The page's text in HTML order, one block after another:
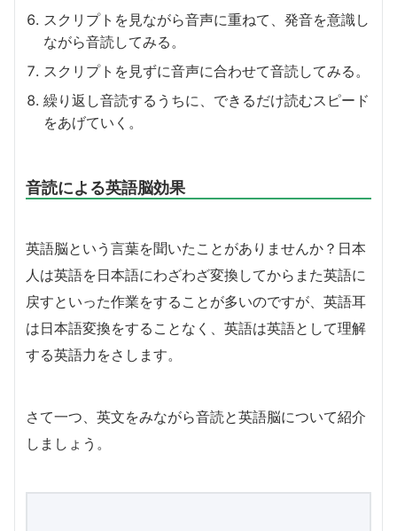
スクリプトを見ながら音声に重ねて、発音を意識し
ながら音読してみる。
スクリプトを見ずに音声に合わせて音読してみる。
繰り返し音読するうちに、できるだけ読むスピード
をあげていく。
音読による英語脳効果
英語脳という言葉を聞いたことがありませんか？日本
人は英語を日本語にわざわざ変換してからまた英語に
戻すといった作業をすることが多いのですが、英語耳
は日本語変換をすることなく、英語は英語として理解
する英語力をさします。
さて一つ、英文をみながら音読と英語脳について紹介
しましょう。